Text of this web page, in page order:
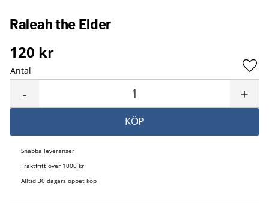
Raleah the Elder
120 kr
Antal
+
-
KÖP
Snabba leveranser
Fraktfritt över 1000 kr
Alltid 30 dagars öppet köp